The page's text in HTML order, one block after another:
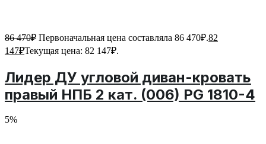
86 470₽ Первоначальная цена составляла 86 470₽.82
147₽Текущая цена: 82 147₽.
Лидер ДУ угловой диван-кровать
правый НПБ 2 кат. (006) PG 1810-4
5%